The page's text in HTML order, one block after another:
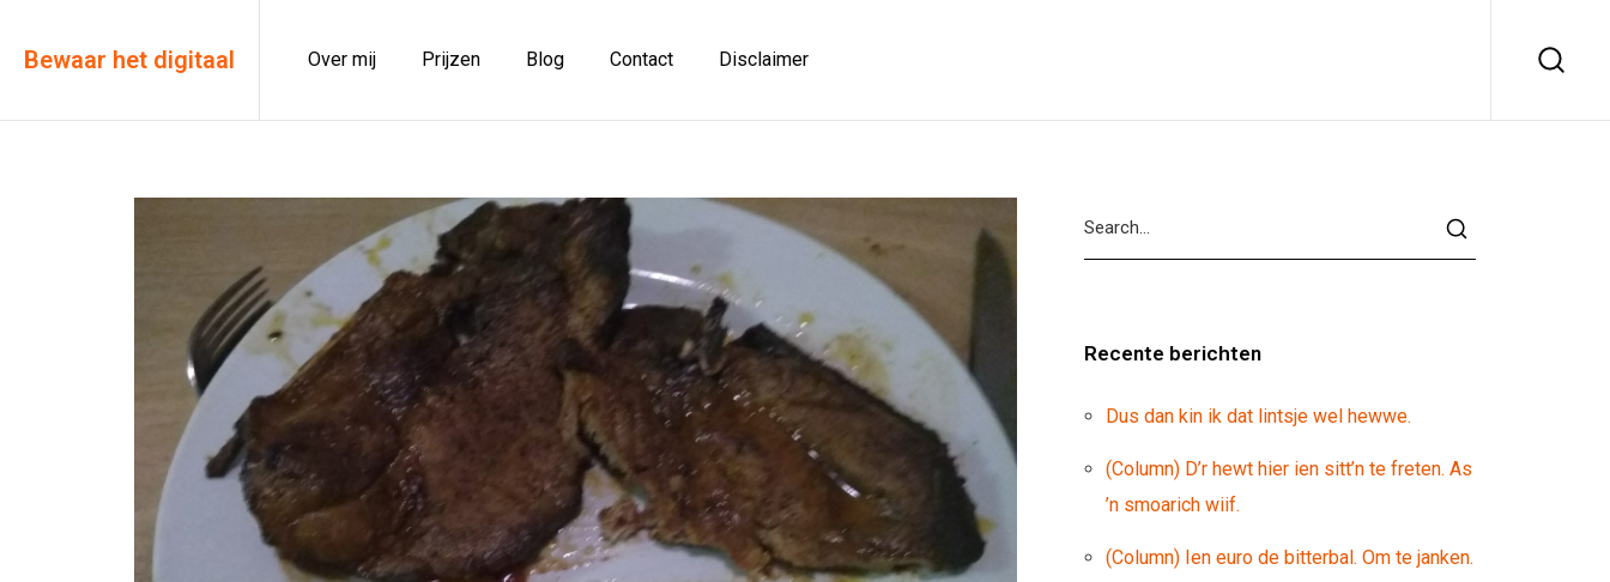
Bewaar het digitaal Over mij Prijzen Blog Contact Disclaimer
Recente berichten
Dus dan kin ik dat lintsje wel hewwe.
(Column) D’r hewt hier ien sitt’n te freten. As
’n smoarich wiif.
(Column) Ien euro de bitterbal. Om te janken.